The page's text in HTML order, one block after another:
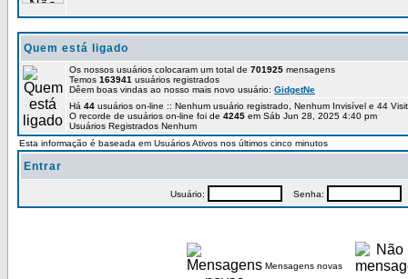
Quem está ligado
Os nossos usuários colocaram um total de 701925 mensagens
Temos 163941 usuários registrados
Dêem boas vindas ao nosso mais novo usuário: GidgetNe
Há 44 usuários on-line :: Nenhum usuário registrado, Nenhum Invisível e 44
O recorde de usuários on-line foi de 4245 em Sáb Jun 28, 2025 4:40 pm
Usuários Registrados Nenhum
Esta informação é baseada em Usuários Ativos nos últimos cinco minutos
Entrar
Usuário: Senha:
Mensagens novas